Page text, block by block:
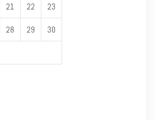
21 22 23
28 29 30